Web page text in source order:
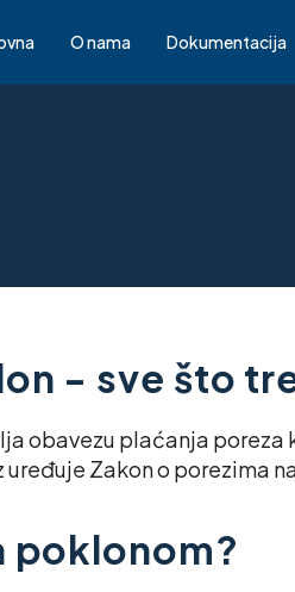
O nama Dokumentacija
- sve što
obavezu plaćanja
Zakon o porezima
poklonom?